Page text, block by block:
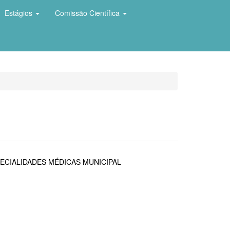
Estágios Comissão Científica
MÉDICAS MUNICIPAL